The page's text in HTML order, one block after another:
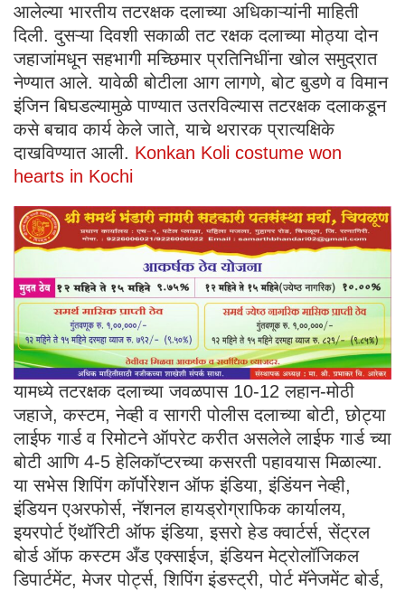
आलेल्या भारतीय तटरक्षक दलाच्या अधिकाऱ्यांनी माहिती
दिली. दुसऱ्या दिवशी सकाळी तट रक्षक दलाच्या मोठ्या दोन
जहाजांमधून सहभागी मच्छिमार प्रतिनिधींना खोल समुद्रात
नेण्यात आले. यावेळी बोटीला आग लागणे, बोट बुडणे व विमान
इंजिन बिघडल्यामुळे पाण्यात उतरविल्यास तटरक्षक दलाकडून
कसे बचाव कार्य केले जाते, याचे थरारक प्रात्यक्षिके
दाखविण्यात आली. Konkan Koli costume won
hearts in Kochi
यामध्ये तटरक्षक दलाच्या जवळपास 10-12 लहान-मोठी
जहाजे, कस्टम, नेव्ही व सागरी पोलीस दलाच्या बोटी, छोट्या
लाईफ गार्ड व रिमोटने ऑपरेट करीत असलेले लाईफ गार्ड च्या
बोटी आणि 4-5 हेलिकॉप्टरच्या कसरती पहावयास मिळाल्या.
या सभेस शिपिंग कॉर्पोरेशन ऑफ इंडिया, इंडिंयन नेव्ही,
इंडियन एअरफोर्स, नॅशनल हायड्रोग्राफिक कार्यालय,
इयरपोर्ट ऍथॉरिटी ऑफ इंडिया, इसरो हेड क्वार्टर्स, सेंट्रल
बोर्ड ऑफ कस्टम अँड एक्साईज, इंडियन मेट्रोलॉजिकल
डिपार्टमेंट, मेजर पोर्ट्स, शिपिंग इंडस्ट्री, पोर्ट मॅनेजमेंट बोर्ड,